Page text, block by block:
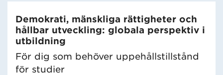
Demokrati, mänskliga rättigheter och
hållbar utveckling: globala perspektiv i
utbildning
För dig som behöver uppehållstillstånd
för studier